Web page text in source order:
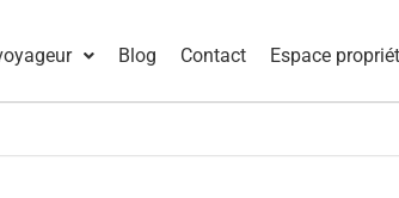
Blog Contact Espace